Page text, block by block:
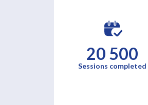
20 500
Sessions completed